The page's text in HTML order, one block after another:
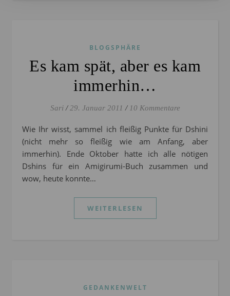
BLOGSPHÄRE
Es kam spät, aber es kam
immerhin…
Sari / 29. Januar 2011 / 10 Kommentare
Wie Ihr wisst, sammel ich fleißig Punkte für Dshini
(nicht mehr so fleißig wie am Anfang, aber
immerhin). Ende Oktober hatte ich alle nötigen
Dshins für ein Amigirumi-Buch zusammen und
wow, heute konnte…
WEITERLESEN
GEDANKENWELT